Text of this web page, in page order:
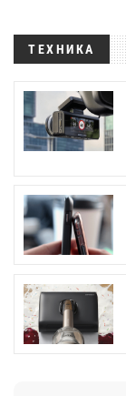
ТЕХНИКА